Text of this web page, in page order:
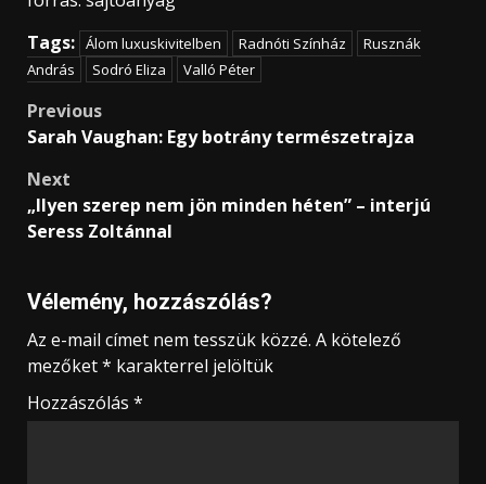
Tags: Álom luxuskivitelben Radnóti Színház
Rusznák
András
Sodró Eliza Valló Péter
Post
navigation
Previous
Sarah Vaughan: Egy botrány természetrajza
Next
„Ilyen szerep nem jön minden héten” – interjú
Seress Zoltánnal
Vélemény, hozzászólás?
Az e-mail címet nem tesszük közzé. A kötelező
mezőket* karakterrel jelöltük
Hozzászólás *